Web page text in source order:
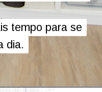
tempo para se
dia.
tempo para se
dia.